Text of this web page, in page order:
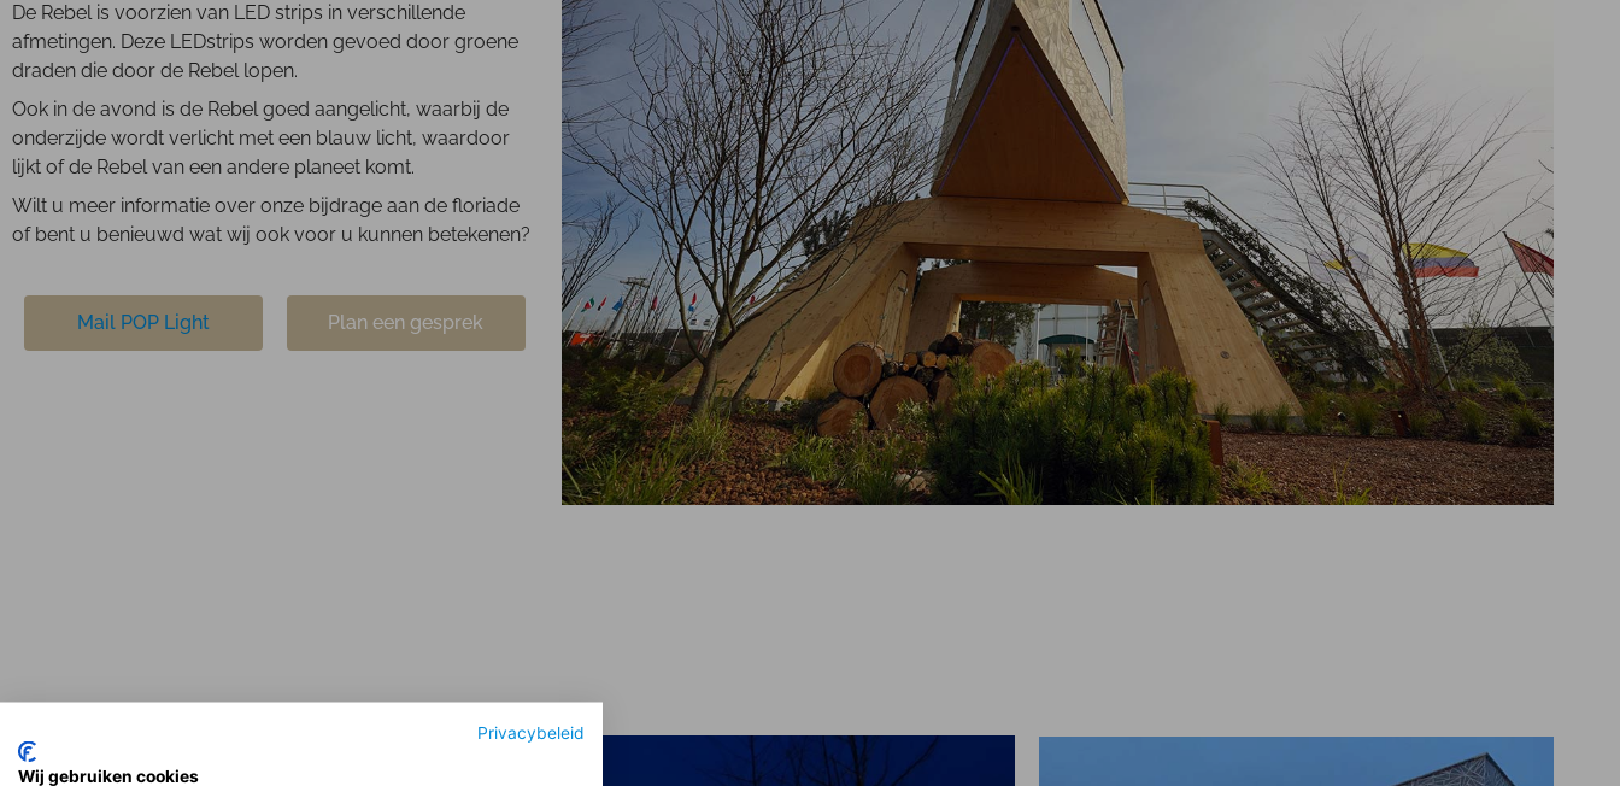
Privacybeleid
Wij gebruiken cookies
De Rebel is voorzien van LED strips in verschillende
afmetingen. Deze LEDstrips worden gevoed door groene
draden die door de Rebel lopen.
Ook in de avond is de Rebel goed aangelicht, waarbij de
onderzijde wordt verlicht met een blauw licht, waardoor
lijkt of de Rebel van een andere planeet komt.
Wilt u meer informatie over onze bijdrage aan de floriade
of bent u benieuwd wat wij ook voor u kunnen betekenen?
Mail POP Light Plan een gesprek